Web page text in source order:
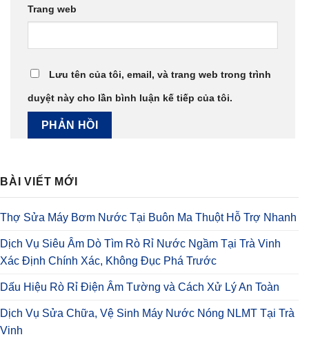
Trang web
Lưu tên của tôi, email, và trang web trong trình
duyệt này cho lần bình luận kế tiếp của tôi.
BÀI VIẾT MỚI
Thợ Sửa Máy Bơm Nước Tại Buôn Ma Thuột Hỗ Trợ Nhanh
Dịch Vụ Siêu Âm Dò Tìm Rò Rỉ Nước Ngầm Tại Trà Vinh
Xác Định Chính Xác, Không Đục Phá Trước
Dấu Hiệu Rò Rỉ Điện Âm Tường và Cách Xử Lý An Toàn
Dịch Vụ Sửa Chữa, Vệ Sinh Máy Nước Nóng NLMT Tại Trà
Vinh